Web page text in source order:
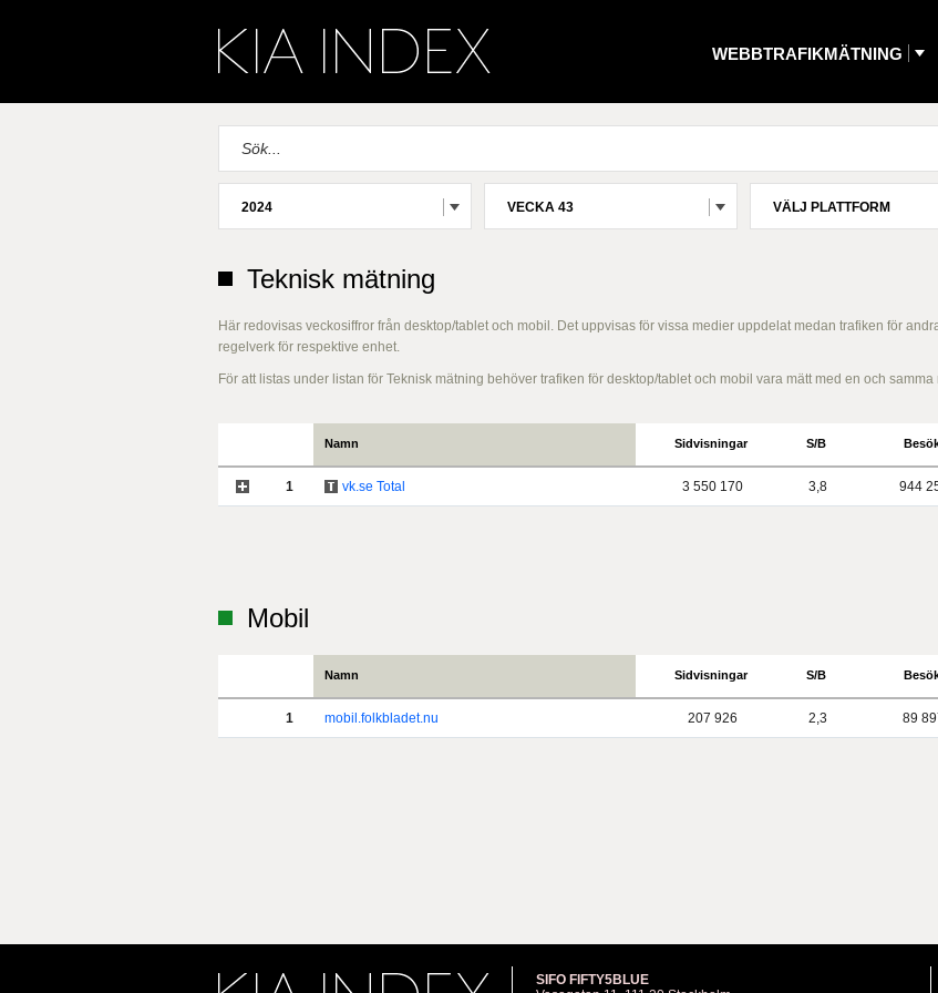
WEBBTRAFIKMÄTNING
2024 VECKA 43 VÄLJ PLATTFORM
Teknisk mätning
Här redovisas veckosiffror från desktop/tablet och mobil. Det uppvisas för vissa medier uppdelat medan trafiken för
regelverk för respektive enhet.
För att listas under listan för Teknisk mätning behöver trafiken för desktop/tablet och mobil vara mätt med en och samma
Namn Sidvisningar S/B
1 vk.se Total 3 550 170 3,8 944
Mobil
Namn Sidvisningar S/B
1 mobil.folkbladet.nu 207 926 2,3 89
SIFO FIFTY5BLUE